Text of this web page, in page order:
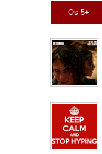
Os 5+